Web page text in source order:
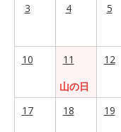
3 4 5
10
11
山の日
12
17
18 19